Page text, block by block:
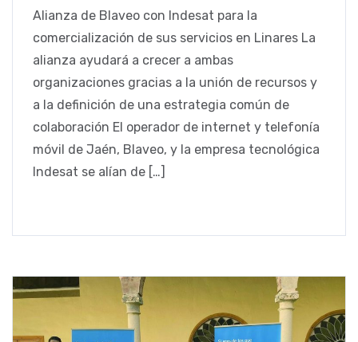
Alianza de Blaveo con Indesat para la
comercialización de sus servicios en Linares La
alianza ayudará a crecer a ambas
organizaciones gracias a la unión de recursos y
a la definición de una estrategia común de
colaboración El operador de internet y telefonía
móvil de Jaén, Blaveo, y la empresa tecnológica
Indesat se alían de […]